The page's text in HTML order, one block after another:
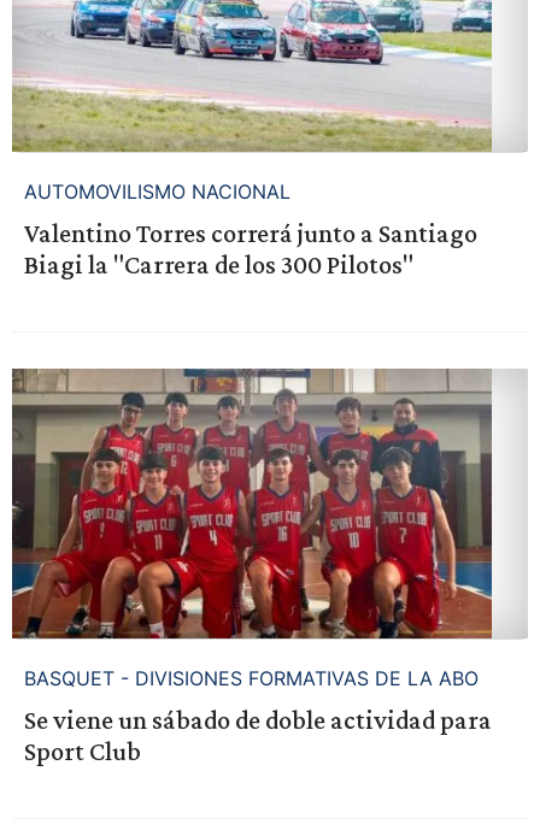
AUTOMOVILISMO NACIONAL
Valentino Torres correrá junto a Santiago
Biagi la "Carrera de los 300 Pilotos"
BASQUET - DIVISIONES FORMATIVAS DE LA ABO
Se viene un sábado de doble actividad para
Sport Club